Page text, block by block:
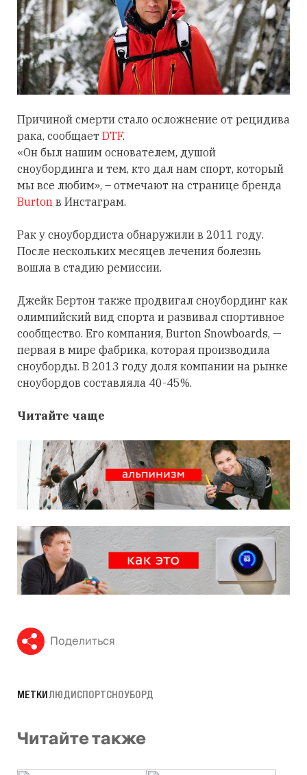
Причиной смерти стало осложнение от рецидива
рака, сообщает DTF.
«Он был нашим основателем, душой
сноубординга и тем, кто дал нам спорт, который
мы все любим», – отмечают на странице бренда
Burton в Инстаграм.
Рак у сноубордиста обнаружили в 2011 году.
После нескольких месяцев лечения болезнь
вошла в стадию ремиссии.
Джейк Бертон также продвигал сноубординг как
олимпийский вид спорта и развивал спортивное
сообщество. Его компания, Burton Snowboards, —
первая в мире фабрика, которая производила
сноуборды. В 2013 году доля компании на рынке
сноубордов составляла 40-45%.
Читайте чаще
Поделиться
МЕТКИЛЮДИСПОРТСНОУБОРД
Читайте также